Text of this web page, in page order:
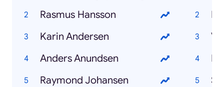
Rasmus Hansson
Karin Andersen
Anders Anundsen
Raymond Johansen